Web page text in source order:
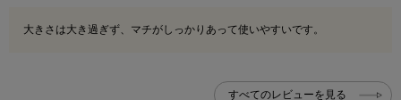
大きさは大き過ぎず、マチがしっかりあって使いやすいです。
すべてのレビューを見る